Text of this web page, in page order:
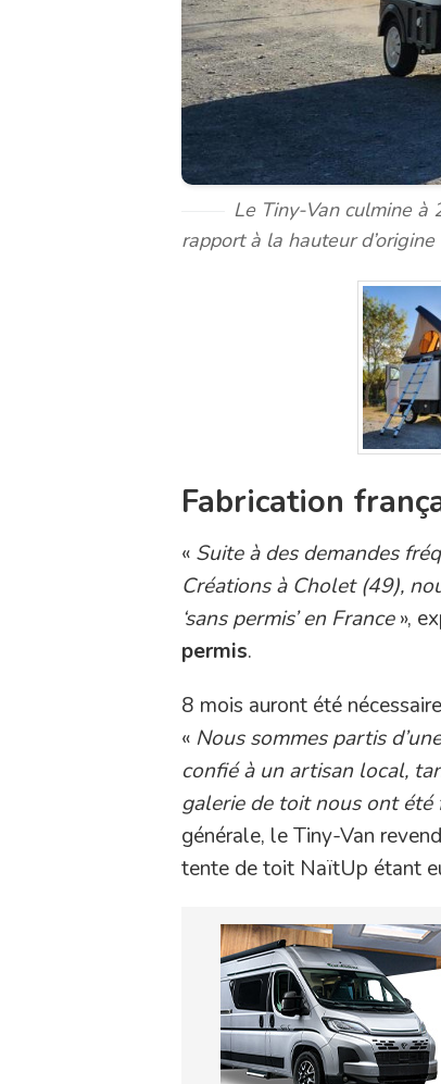
Le Tiny-Van culmine
rapport à la hauteur
Fabrication
« Suite à des demandes
Créations à Cholet (49),
‘sans permis’ en France»,
permis.
8 mois auront été
« Nous sommes partis
confié à un artisan local,
galerie de toit nous ont
générale, le Tiny-Van
tente de toit NaïtUp étant